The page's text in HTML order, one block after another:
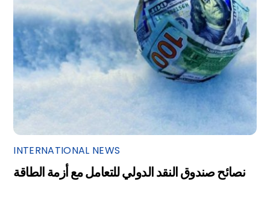
INTERNATIONAL NEWS
نصائح صندوق النقد الدولي للتعامل مع أزمة الطاقة